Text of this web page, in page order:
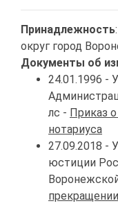
Принадлежность
округ город
Документы об
24.01.1996 -
лс - Приказ
нотариуса
27.09.2018 -
юстиции